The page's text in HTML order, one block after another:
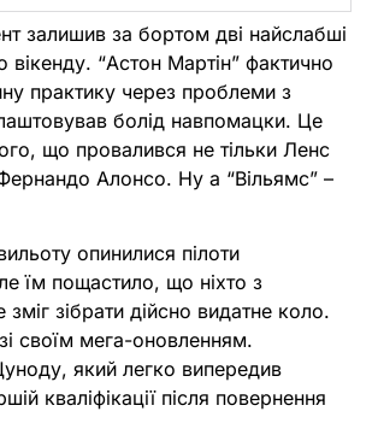
залишив за бортом дві найслабші
вікенду. “Астон Мартін” фактично
практику через проблеми з
болід навпомацки. Це
що провалився не тільки Ленс
Алонсо. Ну а “Вільямс” –
опинилися пілоти
їм пощастило, що ніхто з
зміг зібрати дійсно видатне коло.
своїм мега-оновленням.
який легко випередив
кваліфікації після повернення